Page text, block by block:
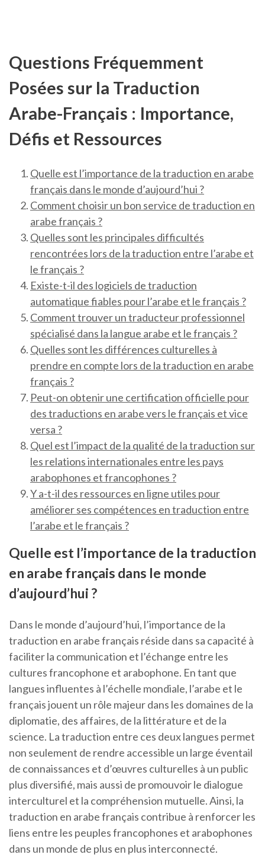
Questions Fréquemment
Posées sur la Traduction
Arabe-Français : Importance,
Défis et Ressources
Quelle est l’importance de la traduction en arabe
français dans le monde d’aujourd’hui ?
Comment choisir un bon service de traduction en
arabe français ?
Quelles sont les principales difficultés
rencontrées lors de la traduction entre l’arabe et
le français ?
Existe-t-il des logiciels de traduction
automatique fiables pour l’arabe et le français ?
Comment trouver un traducteur professionnel
spécialisé dans la langue arabe et le français ?
Quelles sont les différences culturelles à
prendre en compte lors de la traduction en arabe
français ?
Peut-on obtenir une certification officielle pour
des traductions en arabe vers le français et vice
versa ?
Quel est l’impact de la qualité de la traduction sur
les relations internationales entre les pays
arabophones et francophones ?
Y a-t-il des ressources en ligne utiles pour
améliorer ses compétences en traduction entre
l’arabe et le français ?
Quelle est l’importance de la traduction
en arabe français dans le monde
d’aujourd’hui ?
Dans le monde d’aujourd’hui, l’importance de la
traduction en arabe français réside dans sa capacité à
faciliter la communication et l’échange entre les
cultures francophone et arabophone. En tant que
langues influentes à l’échelle mondiale, l’arabe et le
français jouent un rôle majeur dans les domaines de la
diplomatie, des affaires, de la littérature et de la
science. La traduction entre ces deux langues permet
non seulement de rendre accessible un large éventail
de connaissances et d’œuvres culturelles à un public
plus diversifié, mais aussi de promouvoir le dialogue
interculturel et la compréhension mutuelle. Ainsi, la
traduction en arabe français contribue à renforcer les
liens entre les peuples francophones et arabophones
dans un monde de plus en plus interconnecté.